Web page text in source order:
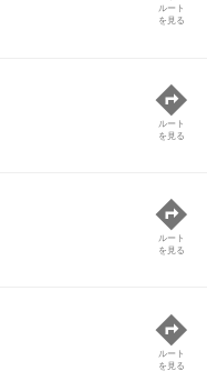
ルート
を見る
ルート
を見る
ルート
を見る
ルート
を見る